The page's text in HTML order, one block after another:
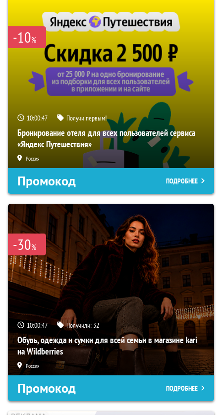
-10%
10:00:46 Получи первым!
Бронирование отеля для всех пользователей сервиса
«Яндекс Путешествия»
Россия
Промокод ПОДРОБНЕЕ
-30%
10:00:46 Получили: 32
Обувь, одежда и сумки для всей семьи в магазине kari
на Wildberries
Россия
Промокод ПОДРОБНЕЕ